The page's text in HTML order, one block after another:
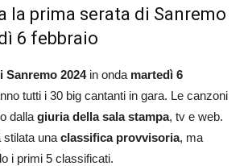
la prima serata di Sanremo
6 febbraio
Sanremo 2024in onda martedì 6
tutti i 30 big cantanti in gara. Le canzoni
dalla giuria della sala stampa, tv e web.
stilata una classifica provvisoria, ma
i primi 5 classificati.